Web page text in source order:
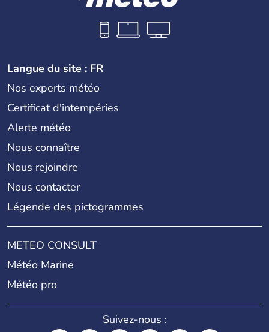
Langue du site : FR
Nos experts météo
Certificat d'intempéries
Alerte météo
Nous connaître
Nous rejoindre
Nous contacter
Légende des pictogrammes
METEO CONSULT
Météo Marine
Météo pro
Suivez-nous :